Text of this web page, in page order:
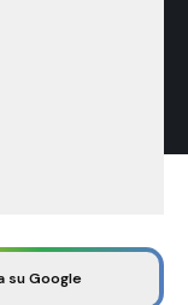
su Google